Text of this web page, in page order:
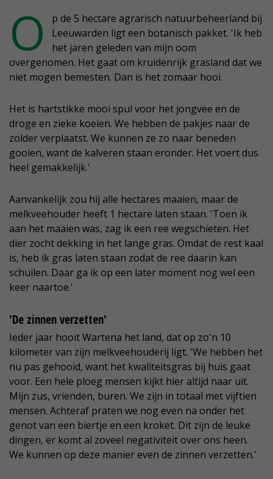
O
p de 5 hectare agrarisch natuurbeheerland bij
Leeuwarden ligt een botanisch pakket. 'Ik heb
het jaren geleden van mijn oom
overgenomen. Het gaat om kruidenrijk grasland dat we
niet mogen bemesten. Dan is het zomaar hooi.
Het is hartstikke mooi spul voor het jongvee en de
droge en zieke koeien. We hebben de pakjes naar de
zolder verplaatst. We kunnen ze zo naar beneden
gooien, want de kalveren staan eronder. Het voert dus
heel gemakkelijk.'
Aanvankelijk zou hij alle hectares maaien, maar de
melkveehouder heeft 1 hectare laten staan. 'Toen ik
aan het maaien was, zag ik een ree wegschieten. Het
dier zocht dekking in het lange gras. Omdat de rest kaal
is, heb ik gras laten staan zodat de ree daarin kan
schuilen. Daar ga ik op een later moment nog wel een
keer naartoe.'
'De zinnen verzetten'
Ieder jaar hooit Wartena het land, dat op zo'n 10
kilometer van zijn melkveehouderij ligt. 'We hebben het
nu pas gehooid, want het kwaliteitsgras bij huis gaat
voor. Een hele ploeg mensen kijkt hier altijd naar uit.
Mijn zus, vrienden, buren. We zijn in totaal met vijftien
mensen. Achteraf praten we nog even na onder het
genot van een biertje en een kroket. Dit zijn de leuke
dingen, er komt al zoveel negativiteit over ons heen.
We kunnen op deze manier even de zinnen verzetten.'